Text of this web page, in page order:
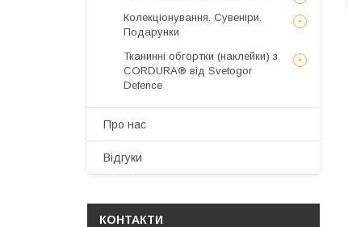
Колекціонування. Сувеніри.
Подарунки
Тканинні обгортки (наклейки) з
CORDURA® від Svetogor
Defence
Про нас
Відгуки
КОНТАКТИ